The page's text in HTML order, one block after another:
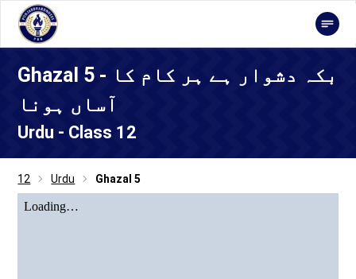
Ghazal 5 - بکہ دشوار ہے ہر کام کا
آساں ہونا
Urdu - Class 12
12 Urdu Ghazal 5